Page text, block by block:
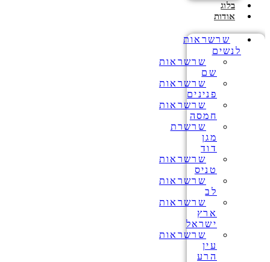
בלוג
אודות
שרשראות
לנשים
שרשראות
שם
שרשראות
פנינים
שרשראות
חמסה
שרשרת
מגן
דוד
שרשראות
טניס
שרשראות
לב
שרשראות
ארץ
ישראל
שרשראות
עין
הרע